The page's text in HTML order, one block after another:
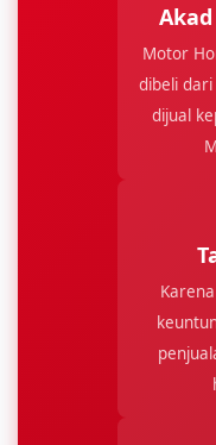
Motor
dibeli
dijual